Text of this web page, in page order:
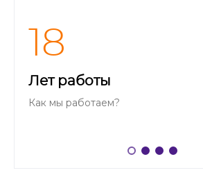
18
Лет работы
Как мы работаем?